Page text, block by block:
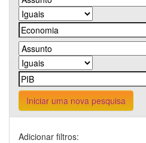
Iniciar uma nova pesquisa
Adicionar filtros: